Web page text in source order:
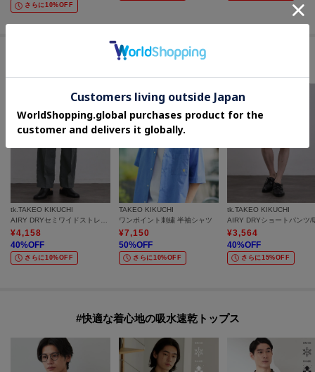
さらに10%OFF
セールアイテムからのおすすめ
tk.TAKEO KIKUCHI
¥4,158
40%OFF
さらに10%OFF
TAKEO KIKUCHI
ワンポイント刺繍 半袖シャツ
¥7,150
50%OFF
さらに10%OFF
tk.TAKEO KIKUCHI
¥3,564
40%OFF
さらに15%OFF
#快適な着心地の吸水速乾トップス